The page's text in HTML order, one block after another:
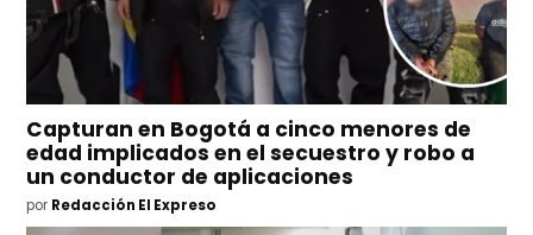
Capturan en Bogotá a cinco menores de
edad implicados en el secuestro y robo a
un conductor de aplicaciones
por Redacción El Expreso